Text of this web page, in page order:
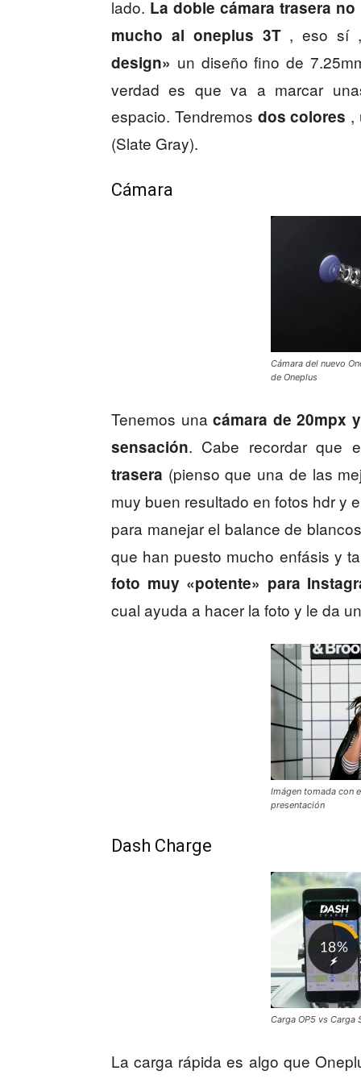
lado. La doble cámara trasera
mucho al oneplus 3T, eso sí ,
design» un diseño fino de
verdad es que va a marcar
espacio. Tendremos dos colores ,
(Slate Gray).
Cámara
Cámara del nuevo
de Oneplus
Tenemos una cámara de 20mpx
sensación. Cabe recordar que
trasera (pienso que una de las
muy buen resultado en fotos hdr y
para manejar el balance de
que han puesto mucho enfásis y
foto muy «potente» para
cual ayuda a hacer la foto y le da
Imágen tomada con
presentación
Dash Charge
Carga OP5 vs Carga
La carga rápida es algo que